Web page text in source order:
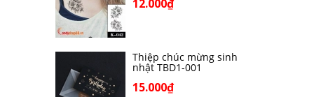
12.000₫
Thiệp chúc mừng sinh
nhật TBD1-001
15.000₫